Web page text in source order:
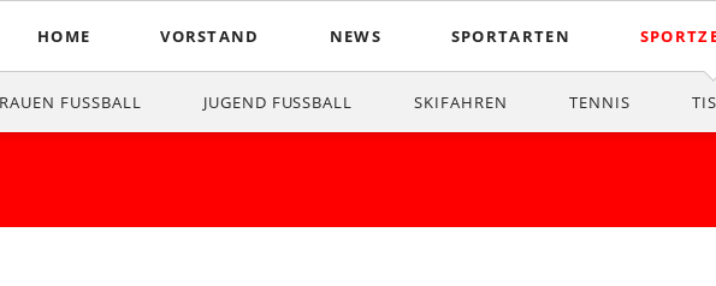
HOME VORSTAND
Vorstand USK Hof
Datenschutzerklärung USK Hof
NEWS
Wir suchen Dich
Vereinszeitung
SPORTARTEN
Sektion Männer Fussball
Sektion Ski
FUSSBALL JUGEND FUSSBALL SKIFAHREN TENNIS